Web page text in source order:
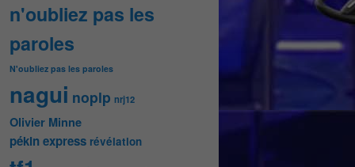
n'oubliez pas les
paroles
N'oubliez pas les paroles
nagui noplp nrj12
Olivier Minne
pékin express révélation